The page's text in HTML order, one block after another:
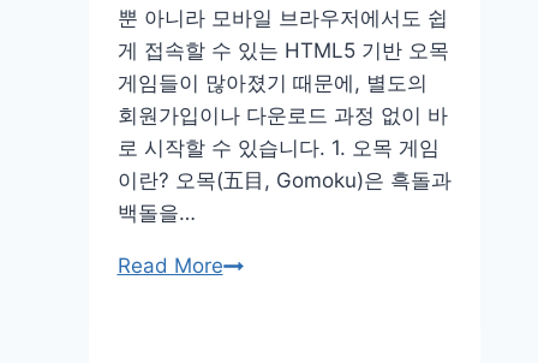
뿐 아니라 모바일 브라우저에서도 쉽
게 접속할 수 있는 HTML5 기반 오목
게임들이 많아졌기 때문에, 별도의
회원가입이나 다운로드 과정 없이 바
로 시작할 수 있습니다. 1. 오목 게임
이란? 오목(五目, Gomoku)은 흑돌과
백돌을…
Read More온